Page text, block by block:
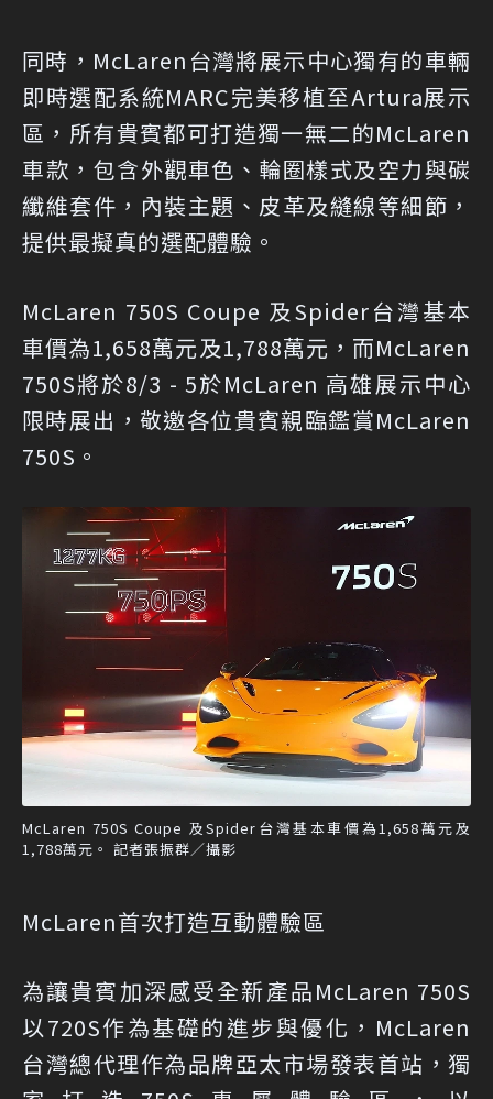
同時，McLaren台灣將展示中心獨有的車輛
即時選配系統MARC完美移植至Artura展示
區，所有貴賓都可打造獨一無二的McLaren
車款，包含外觀車色、輪圈樣式及空力與碳
纖維套件，內裝主題、皮革及縫線等細節，
提供最擬真的選配體驗。
McLaren 750S Coupe 及Spider台灣基本
車價為1,658萬元及1,788萬元，而McLaren
750S將於8/3 - 5於McLaren 高雄展示中心
限時展出，敬邀各位貴賓親臨鑑賞McLaren
750S。
McLaren 750S Coupe 及Spider台灣基本車價為1,658萬元及
1,788萬元。 記者張振群／攝影
McLaren首次打造互動體驗區
為讓貴賓加深感受全新產品McLaren 750S
以720S作為基礎的進步與優化，McLaren
台灣總代理作為品牌亞太市場發表首站，獨